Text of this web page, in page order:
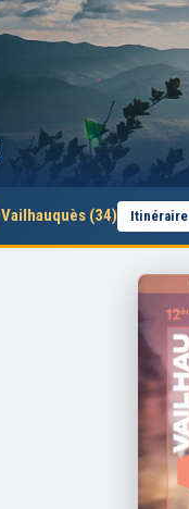
Vailhauquès (34) Itinéraire